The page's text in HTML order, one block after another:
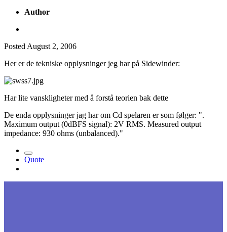
Author
Posted August 2, 2006
Her er de tekniske opplysninger jeg har på Sidewinder:
Har lite vanskligheter med å forstå teorien bak dette
De enda opplysninger jag har om Cd spelaren er som følger: ".
Maximum output (0dBFS signal): 2V RMS. Measured output
impedance: 930 ohms (unbalanced)."
Quote